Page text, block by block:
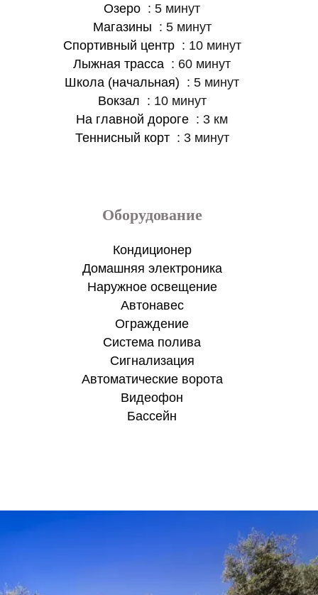
Озеро
5 минут
Магазины
5 минут
Спортивный центр
10 минут
Лыжная трасса
60 минут
Школа (начальная)
5 минут
Вокзал
10 минут
На главной дороге
3 км
Теннисный корт
3 минут
Оборудование
Кондиционер
Домашняя электроника
Наружное освещение
Aвтонавес
Ограждение
Система полива
Сигнализация
Автоматические ворота
Видеофон
Бассейн